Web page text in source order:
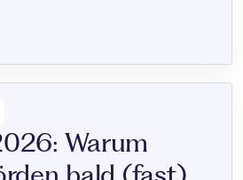
Warum